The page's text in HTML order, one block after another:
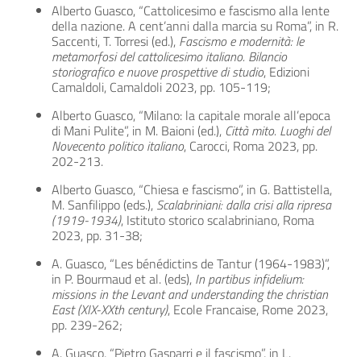
Alberto Guasco, “Cattolicesimo e fascismo alla lente
della nazione. A cent’anni dalla marcia su Roma”, in R.
Saccenti, T. Torresi (ed.), Fascismo e modernità: le
metamorfosi del cattolicesimo italiano. Bilancio
storiografico e nuove prospettive di studio, Edizioni
Camaldoli, Camaldoli 2023, pp. 105-119;
Alberto Guasco, “Milano: la capitale morale all’epoca
di Mani Pulite”, in M. Baioni (ed.), Città mito. Luoghi del
Novecento politico italiano, Carocci, Roma 2023, pp.
202-213.
Alberto Guasco, “Chiesa e fascismo”, in G. Battistella,
M. Sanfilippo (eds.), Scalabriniani: dalla crisi alla ripresa
(1919-1934), Istituto storico scalabriniano, Roma
2023, pp. 31-38;
A. Guasco, “Les bénédictins de Tantur (1964-1983)”,
in P. Bourmaud et al. (eds), In partibus infidelium:
missions in the Levant and understanding the christian
East (XIX-XXth century), Ecole Francaise, Rome 2023,
pp. 239-262;
A. Guasco, “Pietro Gasparri e il fascismo”, in L.